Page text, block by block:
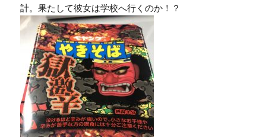
計。果たして彼女は学校へ行くのか！？